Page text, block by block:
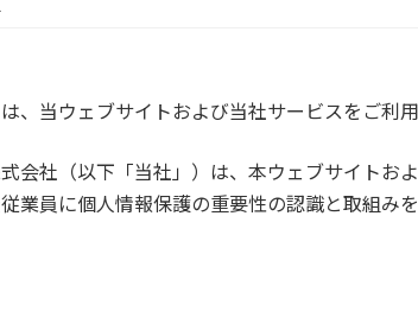
、当ウェブサイトおよび当社サービスをご利
会社（以下「当社」）は、本ウェブサイト
業員に個人情報保護の重要性の認識と取組み